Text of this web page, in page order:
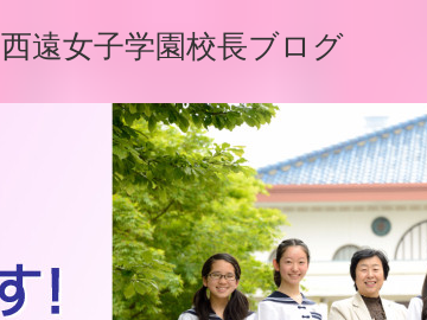
西遠女子学園校長ブログ